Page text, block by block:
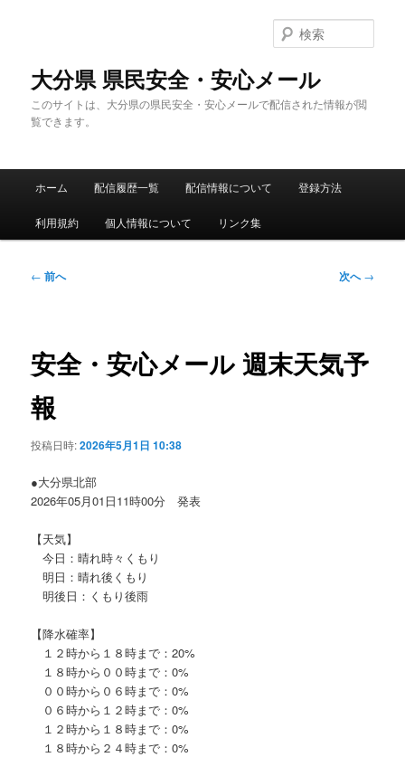
大分県 県民安全・安心メール
このサイトは、大分県の県民安全・安心メールで配信された情報が閲
覧できます。
索
メ
ホーム 配信履歴一覧 配信情報について 登録方法
利用規約 個人情報について リンク集
投
ゲ
ー
ョ
ン
← 前へ 次へ→
安全・安心メール 週末天気予
報
投稿日時:2026年5月1日 10:38
●大分県北部
2026年05月01日11時00分 発表
【天気】
今日：晴れ時々くもり
明日：晴れ後くもり
明後日：くもり後雨
【降水確率】
１２時から１８時まで：20%
１８時から００時まで：0%
００時から０６時まで：0%
０６時から１２時まで：0%
１２時から１８時まで：0%
１８時から２４時まで：0%